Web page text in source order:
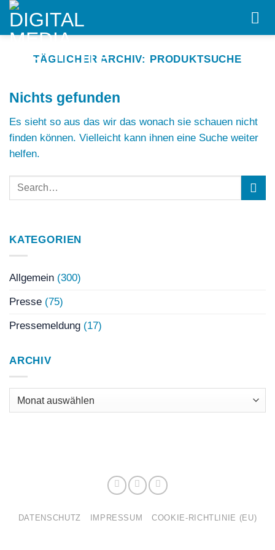
Skip
content
TÄGLICHER ARCHIV: PRODUKTSUCHE
Nichts gefunden
Es sieht so aus das wir das wonach sie schauen nicht
finden können. Vielleicht kann ihnen eine Suche weiter
helfen.
KATEGORIEN
Allgemein (300)
Presse (75)
Pressemeldung (17)
ARCHIV
Archiv
DATENSCHUTZ IMPRESSUM COOKIE-RICHTLINIE (EU)